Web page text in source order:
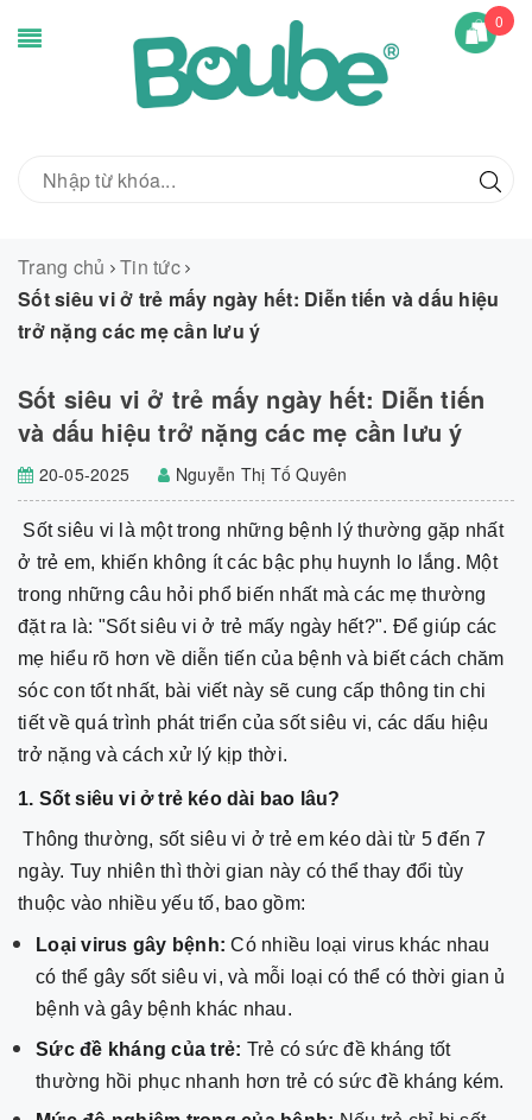
0
Trang chủ
Tin tức
Sốt siêu vi ở trẻ mấy ngày hết: Diễn tiến và dấu hiệu
trở nặng các mẹ cần lưu ý
Sốt siêu vi ở trẻ mấy ngày hết: Diễn tiến
và dấu hiệu trở nặng các mẹ cần lưu ý
20-05-2025 Nguyễn Thị Tố Quyên
Sốt siêu vi là một trong những bệnh lý thường gặp nhất
ở trẻ em, khiến không ít các bậc phụ huynh lo lắng. Một
trong những câu hỏi phổ biến nhất mà các mẹ thường
đặt ra là: "Sốt siêu vi ở trẻ mấy ngày hết?". Để giúp các
mẹ hiểu rõ hơn về diễn tiến của bệnh và biết cách chăm
sóc con tốt nhất, bài viết này sẽ cung cấp thông tin chi
tiết về quá trình phát triển của sốt siêu vi, các dấu hiệu
trở nặng và cách xử lý kịp thời.
1. Sốt siêu vi ở trẻ kéo dài bao lâu?
Thông thường, sốt siêu vi ở trẻ em kéo dài từ 5 đến 7
ngày. Tuy nhiên thì thời gian này có thể thay đổi tùy
thuộc vào nhiều yếu tố, bao gồm:
Loại virus gây bệnh: Có nhiều loại virus khác nhau
có thể gây sốt siêu vi, và mỗi loại có thể có thời gian ủ
bệnh và gây bệnh khác nhau.
Sức đề kháng của trẻ: Trẻ có sức đề kháng tốt
thường hồi phục nhanh hơn trẻ có sức đề kháng kém.